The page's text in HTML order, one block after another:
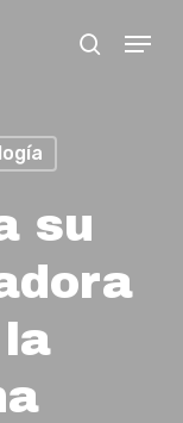
search
Menu
su